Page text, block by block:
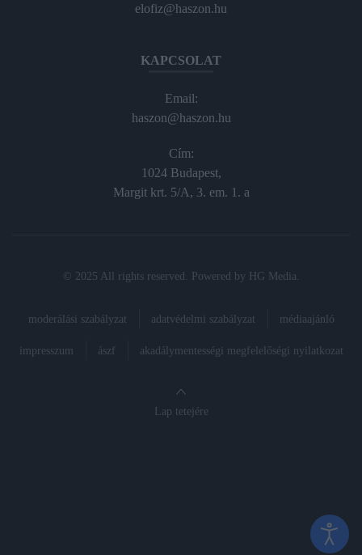
elofiz@haszon.hu
KAPCSOLAT
Email:
haszon@haszon.hu
Cím:
1024 Budapest,
Margit krt. 5/A, 3. em. 1. a
© 2025 All rights reserved. Powered by HG Media
moderálási szabályzat adatvédelmi szabályzat médiaajánló
impresszum ászf akadálymentességi megfelelőségi nyilatkozat
Lap tetejére